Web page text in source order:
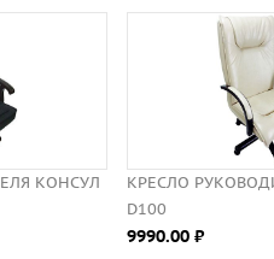
КРЕСЛО РУКОВОДИТЕЛЯ
9990.00 ⃏